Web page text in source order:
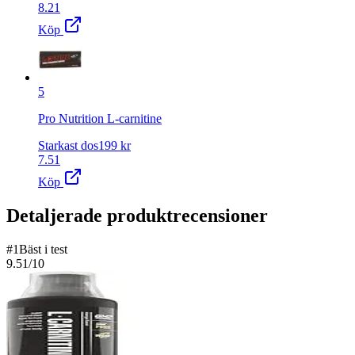
8.21
Köp
5
Pro Nutrition L-carnitine
Starkast dos199 kr
7.51
Köp
Detaljerade produktrecensioner
#1Bäst i test
9.51/10